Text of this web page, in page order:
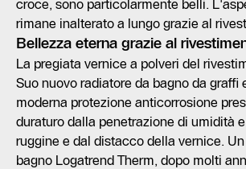
croce, sono particolarmente belli.
rimane inalterato a lungo grazie al
Bellezza eterna grazie al
La pregiata vernice a polveri del
Suo nuovo radiatore da bagno da graffi
moderna protezione anticorrosione
duraturo dalla penetrazione di umidità
ruggine e dal distacco della vernice.
bagno Logatrend Therm, dopo molti